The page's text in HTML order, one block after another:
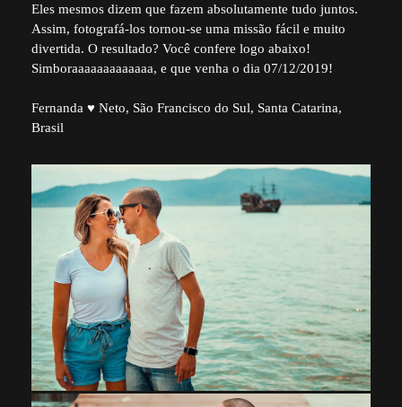
Eles mesmos dizem que fazem absolutamente tudo juntos.
Assim, fotografá-los tornou-se uma missão fácil e muito
divertida. O resultado? Você confere logo abaixo!
Simboraaaaaaaaaaaaa, e que venha o dia 07/12/2019!
Fernanda ♥ Neto, São Francisco do Sul, Santa Catarina,
Brasil